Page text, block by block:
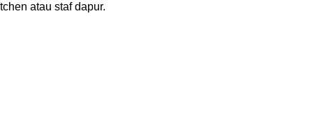
atau staf dapur.